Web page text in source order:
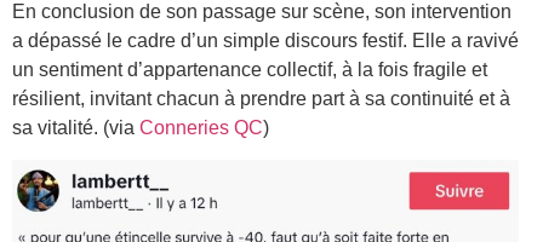
En conclusion de son passage sur scène, son intervention
a dépassé le cadre d’un simple discours festif. Elle a ravivé
un sentiment d’appartenance collectif, à la fois fragile et
résilient, invitant chacun à prendre part à sa continuité et à
sa vitalité. (via Conneries QC)